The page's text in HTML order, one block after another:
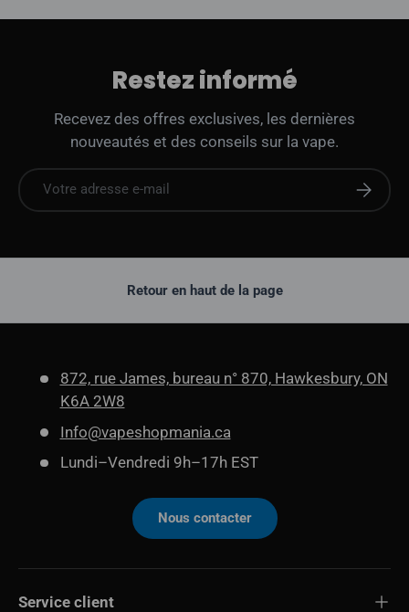
Restez informé
Recevez des offres exclusives, les dernières
nouveautés et des conseils sur la vape.
E-mail
Retour en haut de la page
872, rue James, bureau n° 870, Hawkesbury, ON
K6A 2W8
Info@vapeshopmania.ca
Lundi–Vendredi 9h–17h EST
Nous contacter
Service client